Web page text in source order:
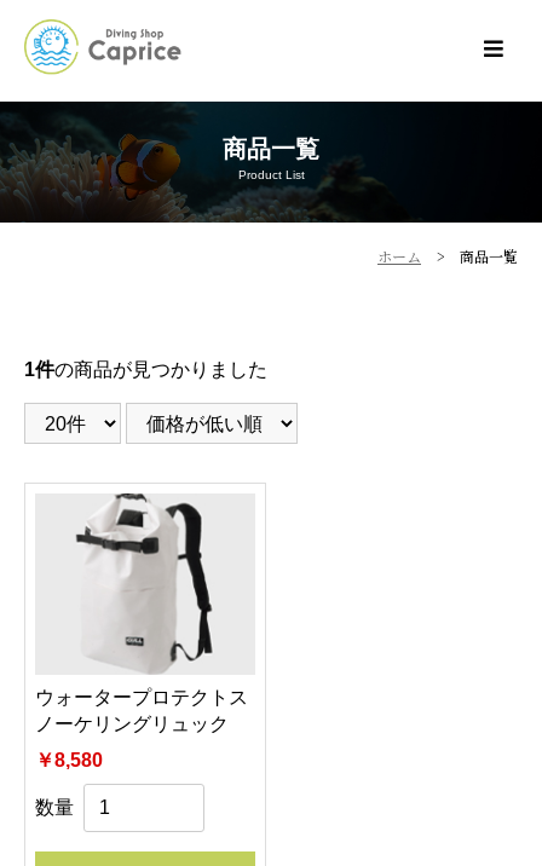
商品一覧
Product List
ホーム 商品一覧
1件の商品が見つかりました
ウォータープロテクトス
ノーケリングリュック
￥8,580
数量